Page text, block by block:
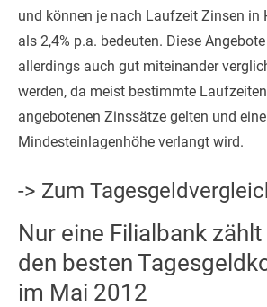
und können je nach Laufzeit Zinsen in
als 2,4% p.a. bedeuten. Diese
allerdings auch gut miteinander
werden, da meist bestimmte
angebotenen Zinssätze gelten und eine
Mindesteinlagenhöhe verlangt wird.
-> Zum
Nur eine Filialbank zählt
den besten
im Mai 2012